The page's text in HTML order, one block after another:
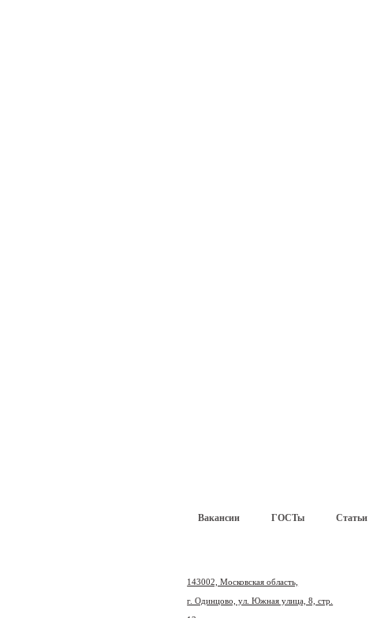
Вакансии ГОСТы Статьи
143002, Московская область,
г. Одинцово, ул. Южная улица, 8, стр.